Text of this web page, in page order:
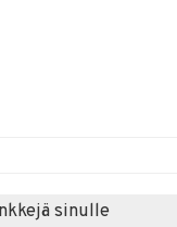
sinulle